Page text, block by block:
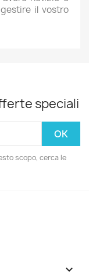
il vostro
speciali
scopo, cerca le
